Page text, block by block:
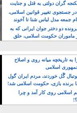
گران دولتی به قتل و جنایت
جستجوی تغییر قوانین اسلامی،
جمعه مدل لباس شنا تا آخوند
دو دختر جوان ایرانی که به
ماموران حکومت اسلامی، حلق
به تاریخچه میانه روی و اصلاح
اسلامی
گًل خوردند، مردم ایران گول
برنده بازی، حکومت اسلامی شد!
اسلامی روی کار آمد و چرا